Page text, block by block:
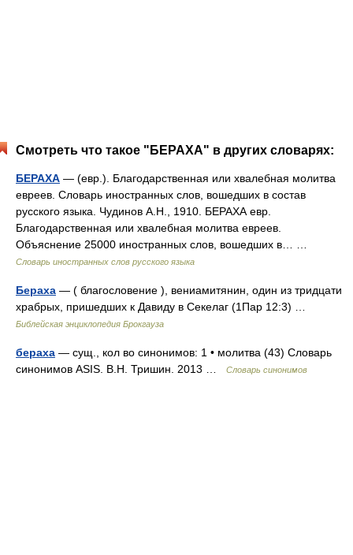
Смотреть что такое "БЕРАХА" в других словарях:
БЕРАХА — (евр.). Благодарственная или хвалебная молитва
евреев. Словарь иностранных слов, вошедших в состав
русского языка. Чудинов А.Н., 1910. БЕРАХА евр.
Благодарственная или хвалебная молитва евреев.
Объяснение 25000 иностранных слов, вошедших в… …
Словарь иностранных слов русского языка
Бераха — ( благословение ), вениамитянин, один из тридцати
храбрых, пришедших к Давиду в Секелаг (1Пар 12:3) …
Библейская энциклопедия Брокгауза
бераха — сущ., кол во синонимов: 1 • молитва (43) Словарь
синонимов ASIS. В.Н. Тришин. 2013 …
Словарь синонимов